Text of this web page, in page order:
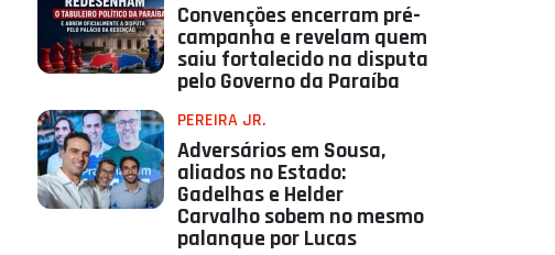
Convenções encerram pré-
campanha e revelam quem
saiu fortalecido na disputa
pelo Governo da Paraíba
PEREIRA JR.
Adversários em Sousa,
aliados no Estado:
Gadelhas e Helder
Carvalho sobem no mesmo
palanque por Lucas